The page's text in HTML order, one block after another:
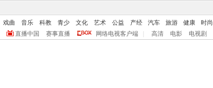
戏曲 音乐 科教 青少 文化 艺术 公益 产经 汽车 旅游 健康 时尚
直播中国 赛事直播 网络电视客户端 高清 电影 电视剧